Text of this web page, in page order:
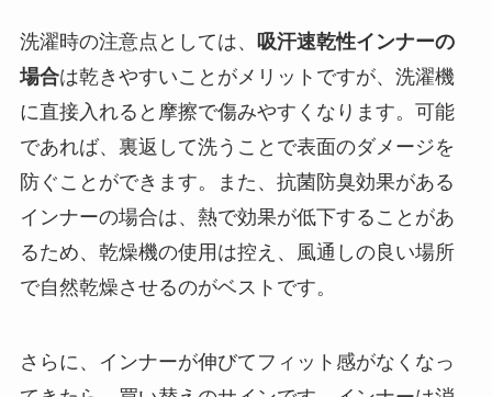
洗濯時の注意点としては、 吸汗速乾性インナーの
場合は乾きやすいことがメリットですが、洗濯機
に直接入れると摩擦で傷みやすくなります。可能
であれば、裏返して洗うことで表面のダメージを
防ぐことができます。また、抗菌防臭効果がある
インナーの場合は、熱で効果が低下することがあ
るため、乾燥機の使用は控え、風通しの良い場所
で自然乾燥させるのがベストです。
さらに、インナーが伸びてフィット感がなくなっ